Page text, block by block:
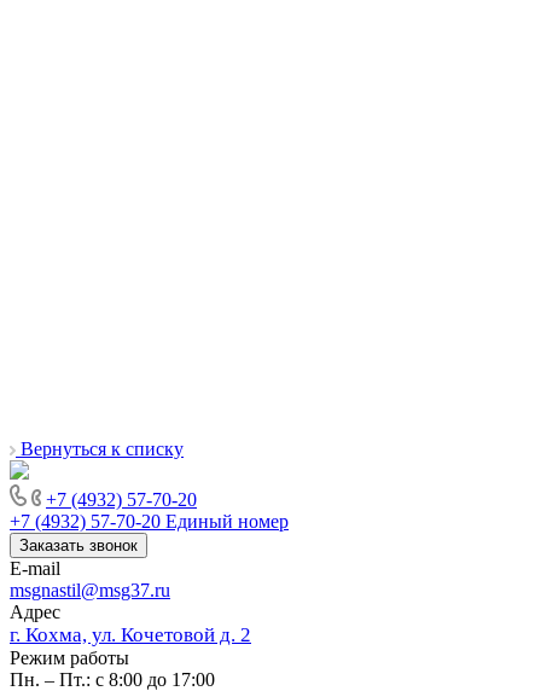
Вернуться к списку
+7 (4932) 57-70-20
+7 (4932) 57-70-20 Единый номер
Заказать звонок
E-mail
msgnastil@msg37.ru
Адрес
г. Кохма, ул. Кочетовой д. 2
Режим работы
Пн. – Пт.: с 8:00 до 17:00